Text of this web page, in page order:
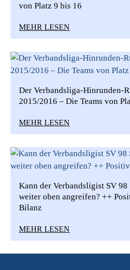
von Platz 9 bis 16
MEHR LESEN
Der Verbandsliga-Hinrunden-
2015/2016 – Die Teams von
MEHR LESEN
Kann der Verbandsligist SV
weiter oben angreifen? ++
Bilanz
MEHR LESEN